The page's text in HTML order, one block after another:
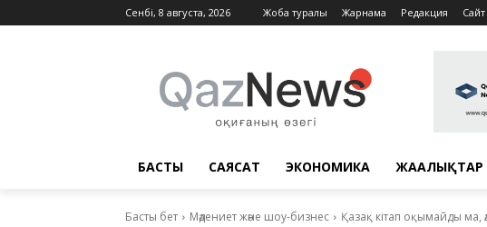
Сенбі, 8 августа, 2026 Жоба туралы Жарнама Редакция
БАСТЫ САЯСАТ ЭКОНОМИКА ЖАҢАЛЫҚТАР
Басты бет Мәдениет және шоу-бизнес Қазақ кітап оқымайды ма,